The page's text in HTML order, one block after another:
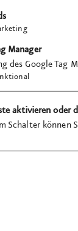
97a
Manager
des Google Tag
aktivieren oder
Schalter können